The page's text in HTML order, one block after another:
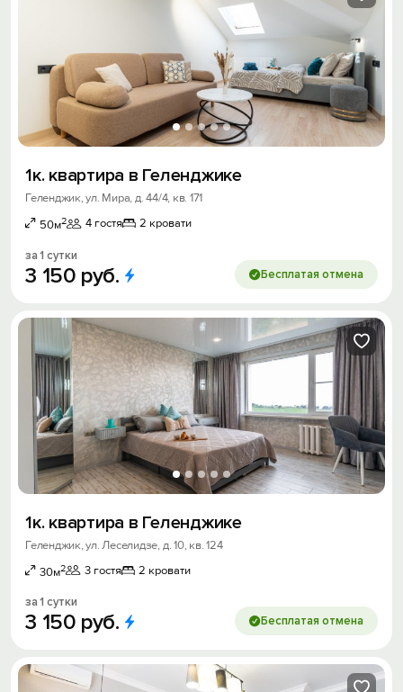
1к. квартира в Геленджике
Геленджик, ул. Мира, д. 44/4, кв. 171
50м2 4 гостя 2 кровати
за 1 сутки
3 150 руб. Бесплатая отмена
1к. квартира в Геленджике
Геленджик, ул. Леселидзе, д. 10, кв. 124
30м2 3 гостя 2 кровати
за 1 сутки
3 150 руб. Бесплатая отмена